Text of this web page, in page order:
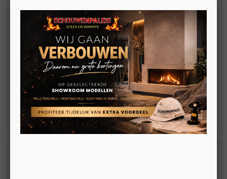
Duroflame Abel
Convectie pelletkachel
5kW
€ 3.199,00
BEKIJKEN
Duroflame Abel RC
Convectie pelletkachel
5kW
€ 3.299,00
BEKIJKEN